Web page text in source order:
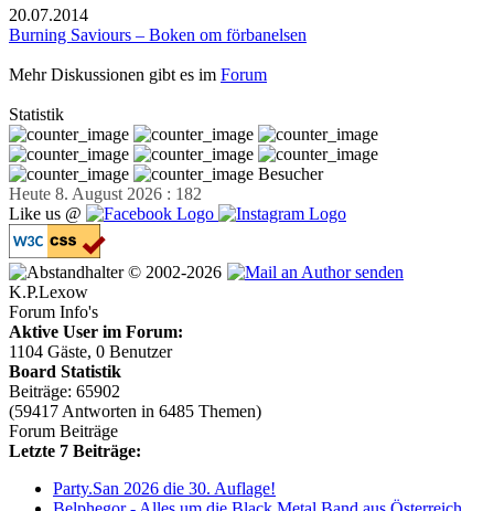
20.07.2014
Burning Saviours – Boken om förbanelsen
Mehr Diskussionen gibt es im Forum
Statistik
Besucher
Heute 8. August 2026 : 182
Like us @
© 2002-2026
K.P.Lexow
Forum Info's
Aktive User im Forum:
1104 Gäste, 0 Benutzer
Board Statistik
Beiträge: 65902
(59417 Antworten in 6485 Themen)
Forum Beiträge
Letzte 7 Beiträge:
Party.San 2026 die 30. Auflage!